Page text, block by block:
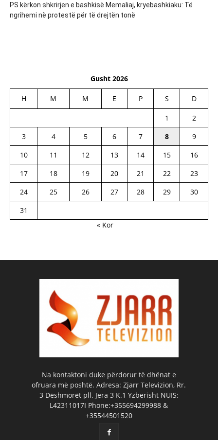
PS kërkon shkrirjen e bashkisë Memaliaj, kryebashkiaku: Të
ngrihemi në protestë për të drejtën tonë
Gusht 2026
H M M E P S D
1
2
3
4 5 6 7 8
9
10
11 12 13 14 15
16
17
18 19 20 21 22
23
24
25 26 27 28 29
30
31
« Kor
Na kontaktoni duke përdorur të dhënat e
ofruara më poshtë. Adresa: Zjarr Televizion, Rr.
3 Dëshmorët pll. Jera 3 K.1 Yzberisht NUIS:
L42311017I Phone:+355694299988 &
+35544501520